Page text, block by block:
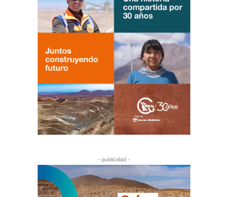
- publicidad -